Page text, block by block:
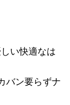
い快適なは
バン要らずナ